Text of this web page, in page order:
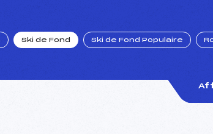
Ski de Fond Ski de Fond Populaire